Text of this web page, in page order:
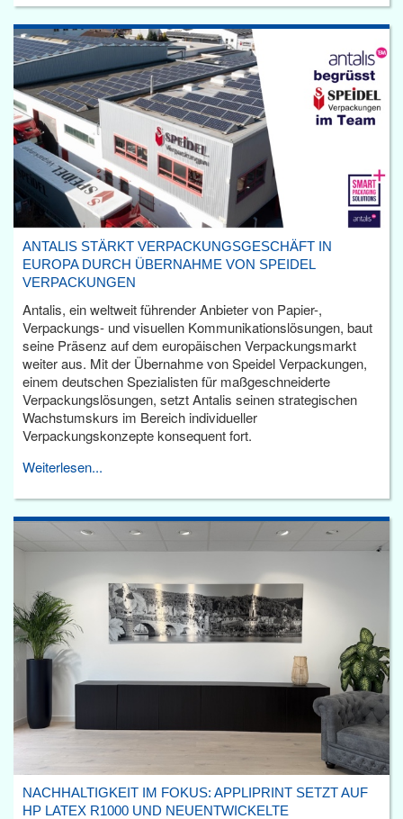
ANTALIS STÄRKT VERPACKUNGSGESCHÄFT IN
EUROPA DURCH ÜBERNAHME VON SPEIDEL
VERPACKUNGEN
Antalis, ein weltweit führender Anbieter von Papier-,
Verpackungs- und visuellen Kommunikationslösungen, baut
seine Präsenz auf dem europäischen Verpackungsmarkt
weiter aus. Mit der Übernahme von Speidel Verpackungen,
einem deutschen Spezialisten für maßgeschneiderte
Verpackungslösungen, setzt Antalis seinen strategischen
Wachstumskurs im Bereich individueller
Verpackungskonzepte konsequent fort.
Weiterlesen...
NACHHALTIGKEIT IM FOKUS: APPLIPRINT SETZT AUF
HP LATEX R1000 UND NEUENTWICKELTE